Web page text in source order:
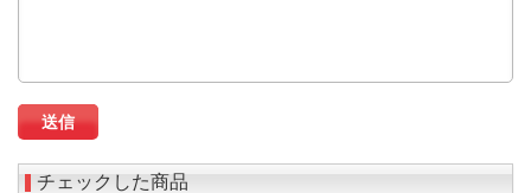
チェックした商品